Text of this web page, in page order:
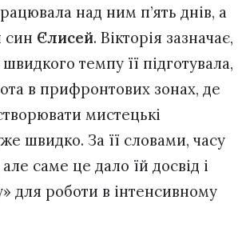
над ним п’ять днів, а
син Єлисей. Вікторія зазначає,
темпу її підготувала,
в прифронтових зонах, де
мистецькі
швидко. За її словами, часу
саме це дало їй досвід і
для роботи в інтенсивному